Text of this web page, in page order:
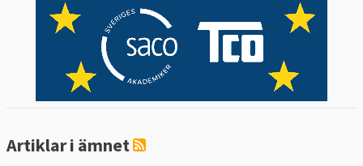
När det gäller ökad övervakning av
medlemsländernas ekonomier har EU
skapat flera nya instrument som den
europeiska planeringsterminen, de så
samt finanspakten. Du hittar mer detaljerad
Artiklar i ämnet